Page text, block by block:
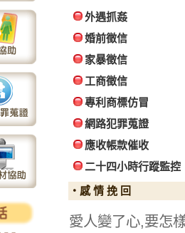
外遇抓姦
婚前徵信
家暴徵信
工商徵信
專利商標仿冒
網路犯罪蒐證
應收帳款催收
二十四小時行蹤監控
‧感 情 挽 回
愛人變了心,要怎